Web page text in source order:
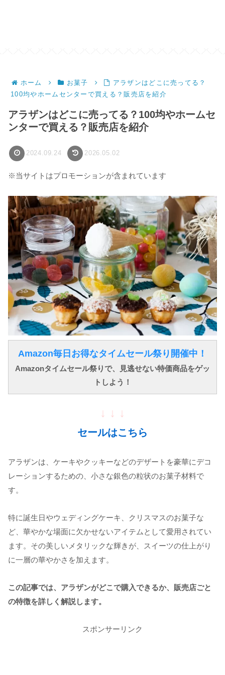
ホーム お菓子
アラザンはどこに売ってる？
100均やホームセンターで買える？販売店を紹介
アラザンはどこに売ってる？100均やホームセ
ンターで買える？販売店を紹介
2024.09.24 2026.05.02
※当サイトはプロモーションが含まれています
Amazon毎日お得なタイムセール祭り開催中！
Amazonタイムセール祭りで、見逃せない特価商品をゲッ
トしよう！
↓ ↓ ↓
セールはこちら
アラザンは、ケーキやクッキーなどのデザートを豪華にデコ
レーションするための、小さな銀色の粒状のお菓子材料で
す。
特に誕生日やウェディングケーキ、クリスマスのお菓子な
ど、華やかな場面に欠かせないアイテムとして愛用されてい
ます。その美しいメタリックな輝きが、スイーツの仕上がり
に一層の華やかさを加えます。
この記事では、アラザンがどこで購入できるか、販売店ごと
の特徴を詳しく解説します。
スポンサーリンク